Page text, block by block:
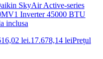
SkyAir Active-series
Inverter 45000 BTU
inclusa
lei.17.678,14 leiPrețul